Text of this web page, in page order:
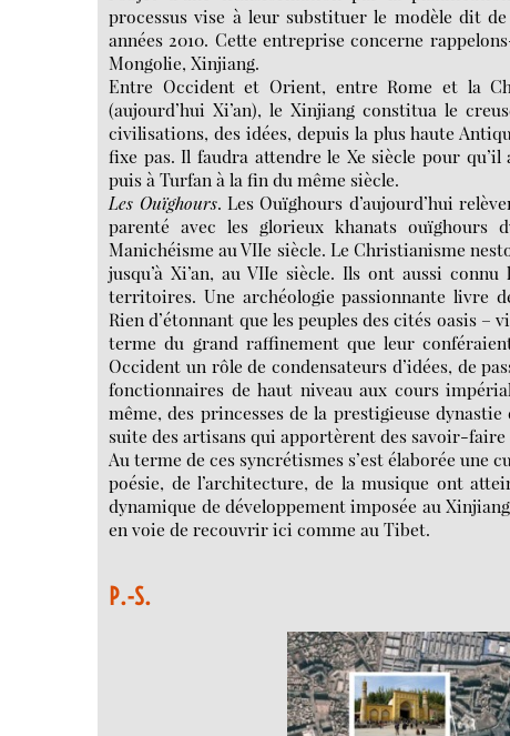
processus vise à leur substituer le modèle dit
années 2010. Cette entreprise concerne
Mongolie, Xinjiang.
Entre Occident et Orient, entre Rome et la
(aujourd’hui Xi’an), le Xinjiang constitua le
civilisations, des idées, depuis la plus haute
fixe pas. Il faudra attendre le Xe siècle pour
puis à Turfan à la fin du même siècle.
Les Ouïghours. Les Ouïghours d’aujourd’hui
parenté avec les glorieux khanats ouïghours
Manichéisme au VIIe siècle. Le Christianisme
jusqu’à Xi’an, au VIIe siècle. Ils ont aussi
territoires. Une archéologie passionnante livre
Rien d’étonnant que les peuples des cités oasis
terme du grand raffinement que leur
Occident un rôle de condensateurs d’idées, de
fonctionnaires de haut niveau aux cours
même, des princesses de la prestigieuse
suite des artisans qui apportèrent des savoir-
Au terme de ces syncrétismes s’est élaborée une
poésie, de l’architecture, de la musique ont
dynamique de développement imposée au
en voie de recouvrir ici comme au Tibet.
P.-S.